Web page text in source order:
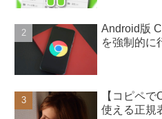
Android版
を強制的に
【コピペ
使える正規